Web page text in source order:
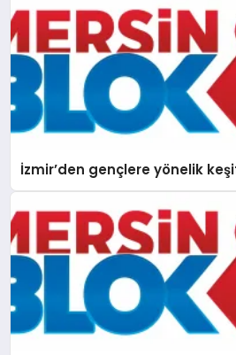
İzmir’den gençlere yönelik